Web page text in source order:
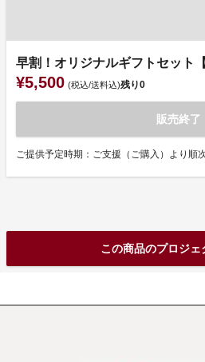
早割！オリジナルギフトセット
¥5,500 (税込/送料込)残り0
販売終了
ご提供予定時期：ご支援（ご購入）より順
この商品のプロジェ